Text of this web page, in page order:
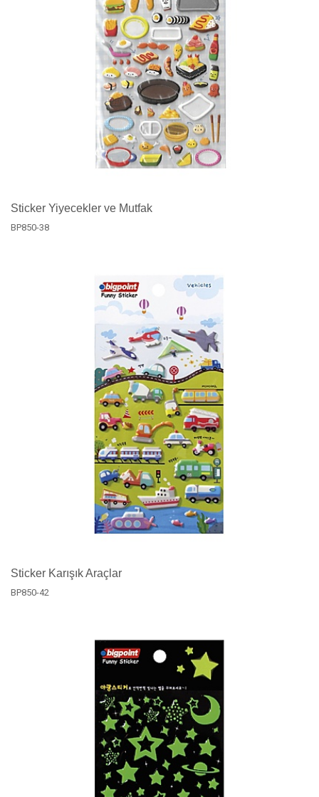
Sticker Yiyecekler ve Mutfak
BP850-38
Sticker Karışık Araçlar
BP850-42